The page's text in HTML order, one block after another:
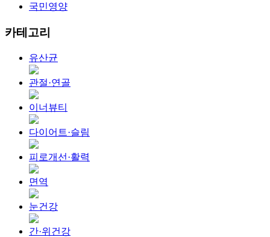
국민영양
카테고리
유산균
관절·연골
이너뷰티
다이어트·슬림
피로개선·활력
면역
눈건강
간·위건강